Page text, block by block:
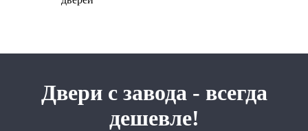
Двери с завода - всегда
дешевле!